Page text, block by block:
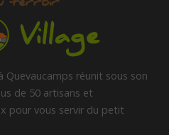
Quevaucamps réunit sous son
de 50 artisans et
pour vous servir du petit